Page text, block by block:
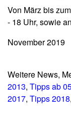
Von März bis
- 18 Uhr, sowie
November 2019
Weitere News,
2013, Tipps ab
2017, Tipps 2018,